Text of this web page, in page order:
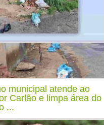
municipal atende ao
Carlão e limpa área do
...